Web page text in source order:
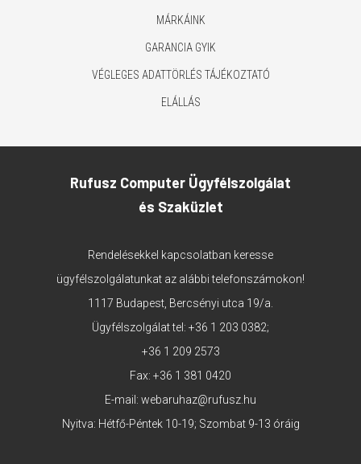
MÁRKÁINK
GARANCIA GYIK
VÉGLEGES ADATTÖRLÉS TÁJÉKOZTATÓ
ELÁLLÁS
Rufusz Computer Ügyfélszolgálat
és Szaküzlet
Rendelésekkel kapcsolatban keresse
ügyfélszolgálatunkat az alábbi telefonszámokon!
1117 Budapest, Bercsényi utca 19/a.
Ügyfélszolgálat tel: +36 1 203 0382;
+36 1 209 2573
Fax: +36 1 381 0420
E-mail: webaruhaz@rufusz.hu
Nyitva: Hétfő-Péntek 10-19; Szombat 9-13 óráig